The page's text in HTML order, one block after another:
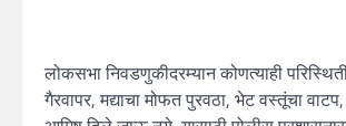
लोकसभा निवडणुकीदरम्यान कोणत्याही
गैरवापर, मद्याचा मोफत पुरवठा, भेट वस्तूंचा